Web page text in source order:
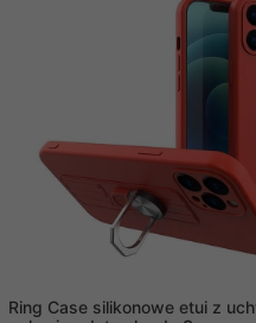
Ring Case silikonowe etui z